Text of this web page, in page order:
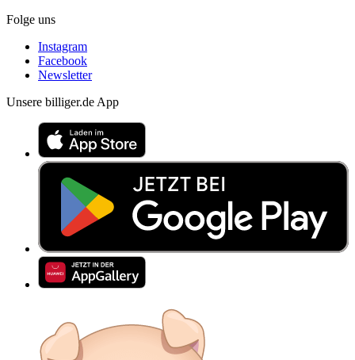
Folge uns
Instagram
Facebook
Newsletter
Unsere billiger.de App